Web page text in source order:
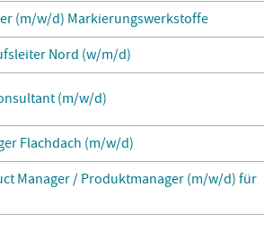
(m/w/d) Markierungswerkstoffe
Nord (w/m/d)
(m/w/d)
Flachdach (m/w/d)
Manager / Produktmanager (m/w/d) für